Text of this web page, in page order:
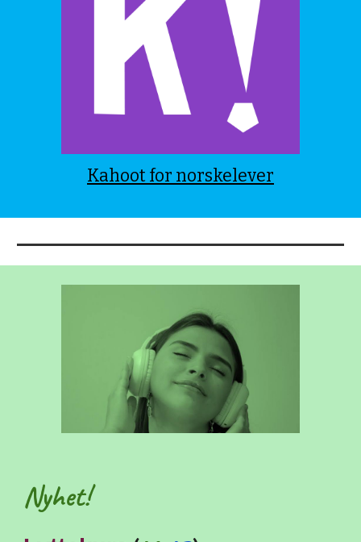
Kahoot for norskelever
Nyhet!